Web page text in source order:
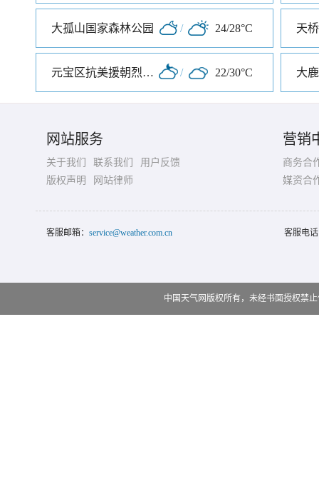
大孤山国家森林公园 / 24/28°C 天
元宝区抗美援朝烈士陵园 / 22/30°C 大
网站服务
关于我们 联系我们
用户反馈
版权声明
网站律师
营销
商务合
媒资合
客服邮箱： service@weather.com.cn 客服电
中国天气网版权所有，未经书面授权